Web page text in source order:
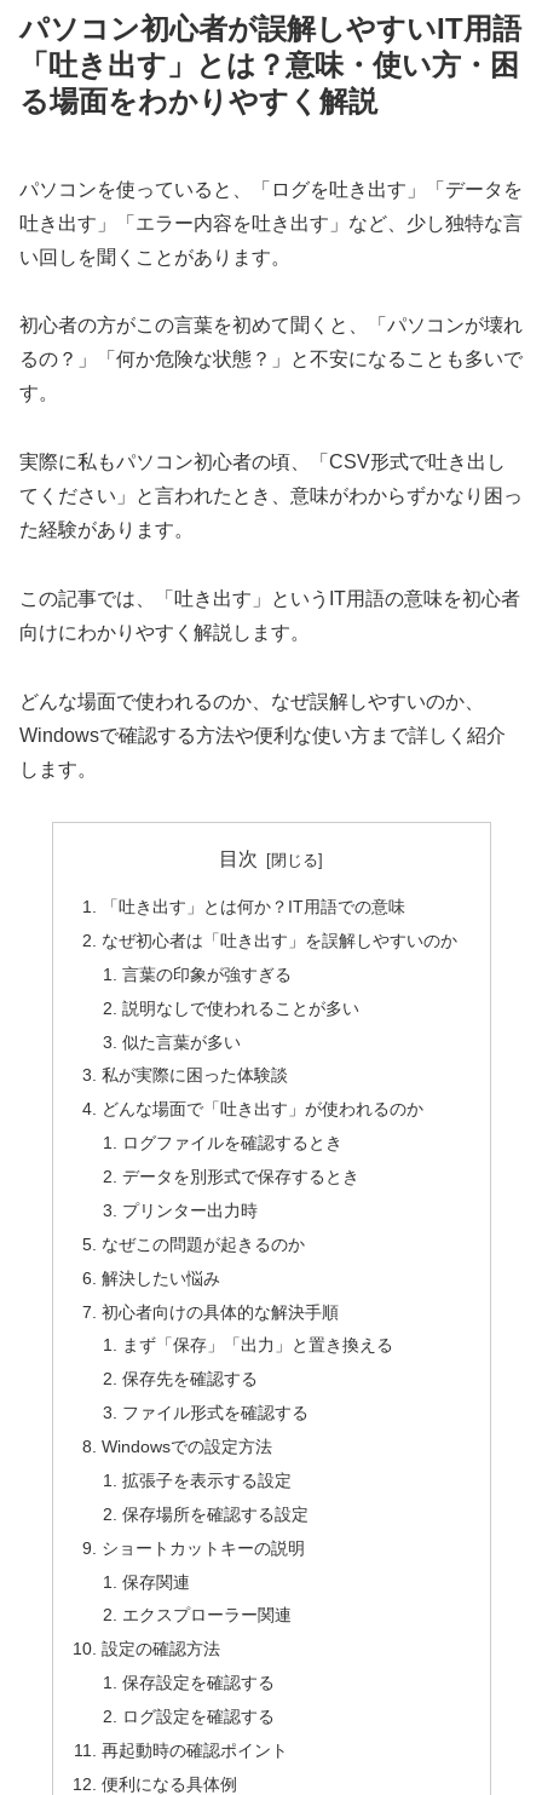
パソコン初心者が誤解しやすいIT用語
「吐き出す」とは？意味・使い方・困
る場面をわかりやすく解説
パソコンを使っていると、「ログを吐き出す」「データを
吐き出す」「エラー内容を吐き出す」など、少し独特な言
い回しを聞くことがあります。
初心者の方がこの言葉を初めて聞くと、「パソコンが壊れ
るの？」「何か危険な状態？」と不安になることも多いで
す。
実際に私もパソコン初心者の頃、「CSV形式で吐き出し
てください」と言われたとき、意味がわからずかなり困っ
た経験があります。
この記事では、「吐き出す」というIT用語の意味を初心者
向けにわかりやすく解説します。
どんな場面で使われるのか、なぜ誤解しやすいのか、
Windowsで確認する方法や便利な使い方まで詳しく紹介
します。
目次
「吐き出す」とは何か？IT用語での意味
なぜ初心者は「吐き出す」を誤解しやすいのか
言葉の印象が強すぎる
説明なしで使われることが多い
似た言葉が多い
私が実際に困った体験談
どんな場面で「吐き出す」が使われるのか
ログファイルを確認するとき
データを別形式で保存するとき
プリンター出力時
なぜこの問題が起きるのか
解決したい悩み
初心者向けの具体的な解決手順
まず「保存」「出力」と置き換える
保存先を確認する
ファイル形式を確認する
Windowsでの設定方法
拡張子を表示する設定
保存場所を確認する設定
ショートカットキーの説明
保存関連
エクスプローラー関連
設定の確認方法
保存設定を確認する
ログ設定を確認する
再起動時の確認ポイント
便利になる具体例